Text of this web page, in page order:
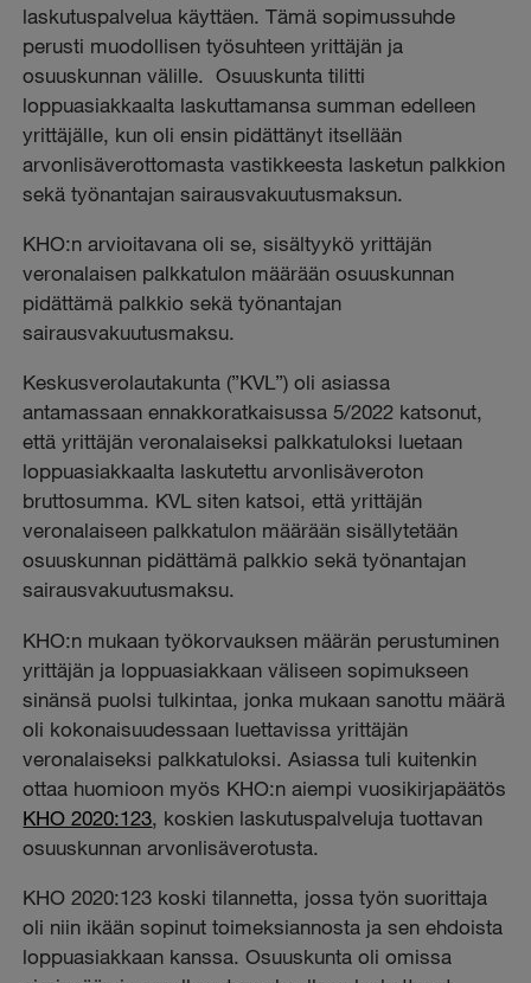
laskutuspalvelua käyttäen. Tämä sopimussuhde
perusti muodollisen työsuhteen yrittäjän ja
osuuskunnan välille. Osuuskunta tilitti
loppuasiakkaalta laskuttamansa summan edelleen
yrittäjälle, kun oli ensin pidättänyt itsellään
arvonlisäverottomasta vastikkeesta lasketun palkkion
sekä työnantajan sairausvakuutusmaksun.
KHO:n arvioitavana oli se, sisältyykö yrittäjän
veronalaisen palkkatulon määrään osuuskunnan
pidättämä palkkio sekä työnantajan
sairausvakuutusmaksu.
Keskusverolautakunta (”KVL”) oli asiassa
antamassaan ennakkoratkaisussa 5/2022 katsonut,
että yrittäjän veronalaiseksi palkkatuloksi luetaan
loppuasiakkaalta laskutettu arvonlisäveroton
bruttosumma. KVL siten katsoi, että yrittäjän
veronalaiseen palkkatulon määrään sisällytetään
osuuskunnan pidättämä palkkio sekä työnantajan
sairausvakuutusmaksu.
KHO:n mukaan työkorvauksen määrän perustuminen
yrittäjän ja loppuasiakkaan väliseen sopimukseen
sinänsä puolsi tulkintaa, jonka mukaan sanottu määrä
oli kokonaisuudessaan luettavissa yrittäjän
veronalaiseksi palkkatuloksi. Asiassa tuli kuitenkin
ottaa huomioon myös KHO:n aiempi vuosikirjapäätös
KHO 2020:123, koskien laskutuspalveluja tuottavan
osuuskunnan arvonlisäverotusta.
KHO 2020:123 koski tilannetta, jossa työn suorittaja
oli niin ikään sopinut toimeksiannosta ja sen ehdoista
loppuasiakkaan kanssa. Osuuskunta oli omissa